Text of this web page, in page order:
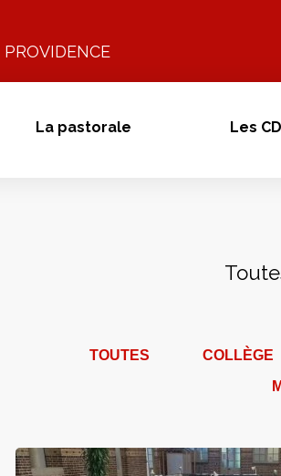
PROVIDENCE
La pastorale Les
TOUTES COLLÈGE